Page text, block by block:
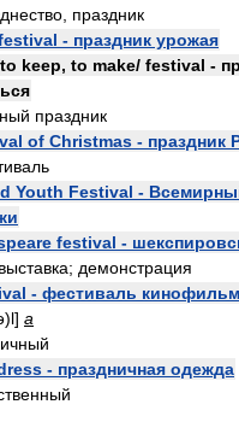
праздник
- праздник урожая
keep, to make/ festival -
праздник
of Christmas - праздник
Youth Festival -
festival -
демонстрация
- фестиваль
a
- праздничная одежда